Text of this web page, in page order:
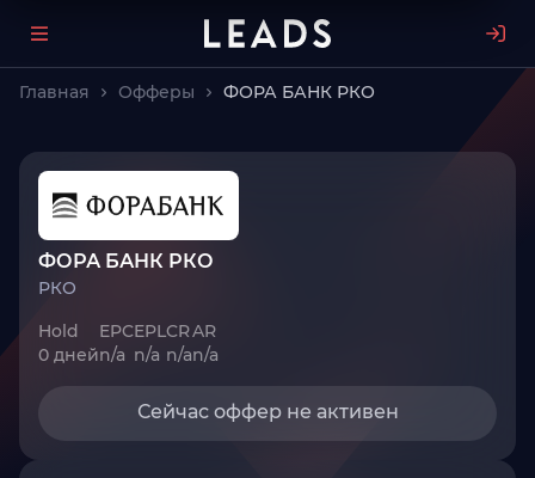
Главная Офферы ФОРА БАНК РКО
ФОРА БАНК РКО
РКО
Hold
0 дней
EPC
n/a
EPL
n/a
CR
n/a
AR
n/a
Сейчас оффер не активен